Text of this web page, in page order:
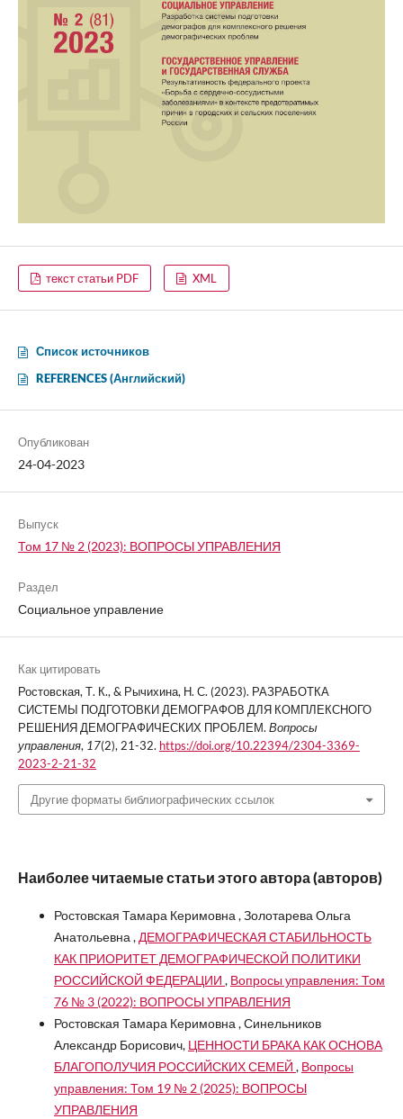
текст статьи PDF XML
Список источников
REFERENCES (Английский)
Опубликован
24-04-2023
Выпуск
Том 17 № 2 (2023): ВОПРОСЫ УПРАВЛЕНИЯ
Раздел
Социальное управление
Как цитировать
Ростовская, Т. К., & Рычихина, Н. С. (2023). РАЗРАБОТКА
СИСТЕМЫ ПОДГОТОВКИ ДЕМОГРАФОВ ДЛЯ КОМПЛЕКСНОГО
РЕШЕНИЯ ДЕМОГРАФИЧЕСКИХ ПРОБЛЕМ. Вопросы
управления, 17(2), 21-32. https://doi.org/10.22394/2304-3369-
2023-2-21-32
Другие форматы библиографических ссылок
Наиболее читаемые статьи этого автора (авторов)
Ростовская Тамара Керимовна , Золотарева Ольга
Анатольевна , ДЕМОГРАФИЧЕСКАЯ СТАБИЛЬНОСТЬ
КАК ПРИОРИТЕТ ДЕМОГРАФИЧЕСКОЙ ПОЛИТИКИ
РОССИЙСКОЙ ФЕДЕРАЦИИ , Вопросы управления: Том
76 № 3 (2022): ВОПРОСЫ УПРАВЛЕНИЯ
Ростовская Тамара Керимовна , Синельников
Александр Борисович, ЦЕННОСТИ БРАКА КАК ОСНОВА
БЛАГОПОЛУЧИЯ РОССИЙСКИХ СЕМЕЙ , Вопросы
управления: Том 19 № 2 (2025): ВОПРОСЫ
УПРАВЛЕНИЯ